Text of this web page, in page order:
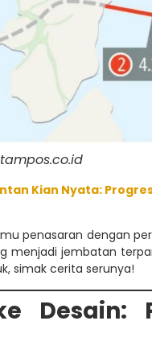
Kian Nyata:
penasaran dengan
menjadi jembatan
simak cerita serunya!
Desain: